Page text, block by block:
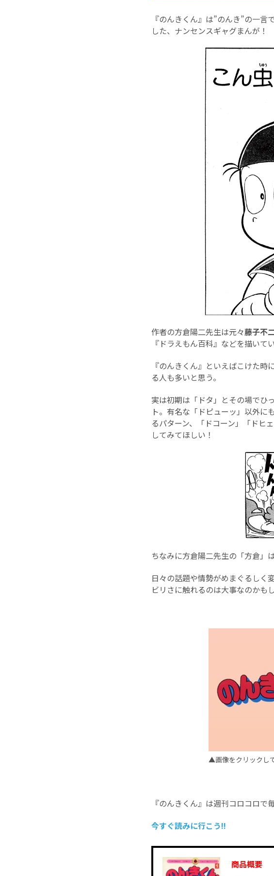
『のんきくん』は”のんき”の一言
した、ナンセンスギャグまんが！
作者の方倉陽二先生は元々藤子不
『ドラえもん百科』などを描いてい
『のんきくん』といえばこけた時
る人も多いと思う。
実は初期は「ドタ」とその場でひ
ト。有名な「ドピューッ」以外に
るパターン、「ドコーン」「ドヒ
してみてほしい！
ちなみに方倉陽二先生の「方倉」
日々の話題や情勢がめまぐるしく
ビリさに触れるのは大事なのかも
▲画像をクリックし
『のんきくん』は週刊コロコロで
今すぐ読みに行こう!!
商品概要